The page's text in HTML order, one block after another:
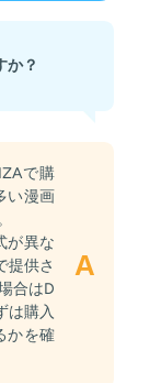
か？
で購
い漫画
が異な
提供さ
合はD
は購入
かを確
A